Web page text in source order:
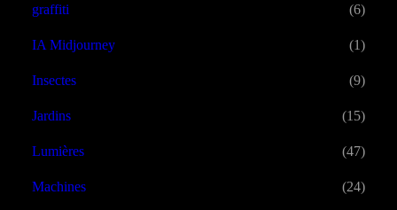
graffiti (6)
IA Midjourney (1)
Insectes (9)
Jardins (15)
Lumières (47)
Machines (24)